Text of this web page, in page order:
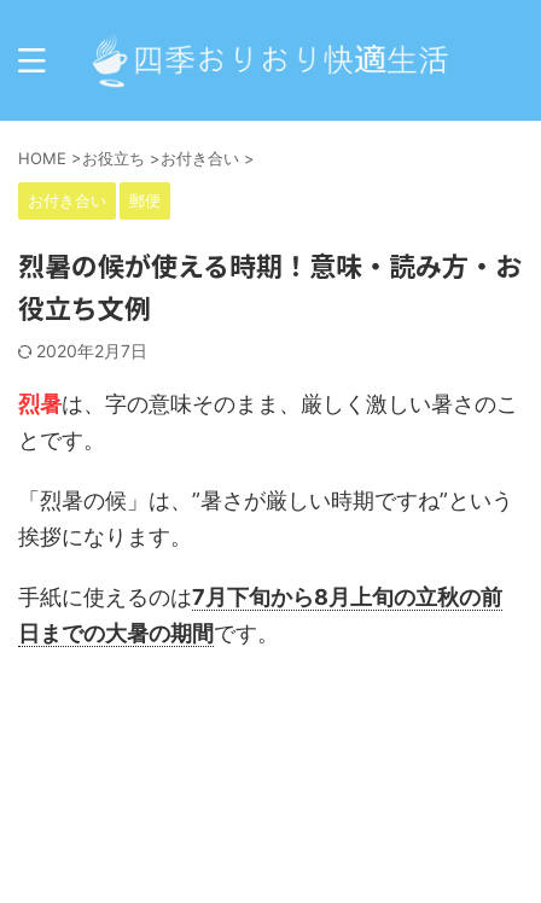
HOME >お役立ち >お付き合い >
お付き合い 郵便
烈暑の候が使える時期！意味・読み方・お
役立ち文例
2020年2月7日
烈暑は、字の意味そのまま、厳しく激しい暑さのこ
とです。
「烈暑の候」は、”暑さが厳しい時期ですね”という
挨拶になります。
手紙に使えるのは7月下旬から8月上旬の立秋の前
日までの大暑の期間です。